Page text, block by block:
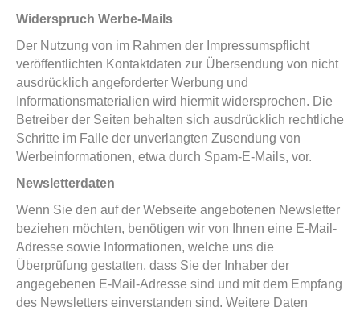
Widerspruch Werbe-Mails
Der Nutzung von im Rahmen der Impressumspflicht
veröffentlichten Kontaktdaten zur Übersendung von nicht
ausdrücklich angeforderter Werbung und
Informationsmaterialien wird hiermit widersprochen. Die
Betreiber der Seiten behalten sich ausdrücklich rechtliche
Schritte im Falle der unverlangten Zusendung von
Werbeinformationen, etwa durch Spam-E-Mails, vor.
Newsletterdaten
Wenn Sie den auf der Webseite angebotenen Newsletter
beziehen möchten, benötigen wir von Ihnen eine E-Mail-
Adresse sowie Informationen, welche uns die
Überprüfung gestatten, dass Sie der Inhaber der
angegebenen E-Mail-Adresse sind und mit dem Empfang
des Newsletters einverstanden sind. Weitere Daten